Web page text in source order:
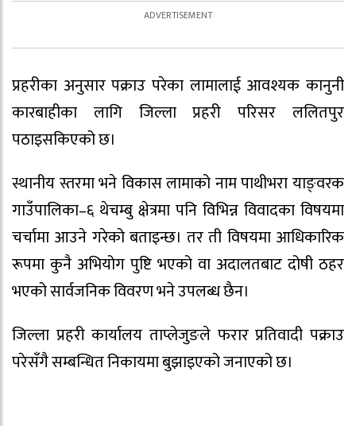
प्रहरीका अनुसार पक्राउ परेका लामालाई आवश्यक कानुनी
कारबाहीका लागि जिल्ला प्रहरी परिसर ललितपुर
पठाइसकिएको छ।
स्थानीय स्तरमा भने विकास लामाको नाम पाथीभरा याङ्वरक
गाउँपालिका–६ थेचम्बु क्षेत्रमा पनि विभिन्न विवादका विषयमा
चर्चामा आउने गरेको बताइन्छ। तर ती विषयमा आधिकारिक
रूपमा कुनै अभियोग पुष्टि भएको वा अदालतबाट दोषी ठहर
भएको सार्वजनिक विवरण भने उपलब्ध छैन।
जिल्ला प्रहरी कार्यालय ताप्लेजुङले फरार प्रतिवादी पक्राउ
परेसँगै सम्बन्धित निकायमा बुझाइएको जनाएको छ।